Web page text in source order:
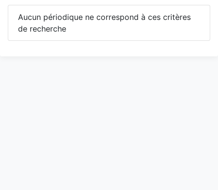
Aucun périodique ne correspond à ces critères
de recherche